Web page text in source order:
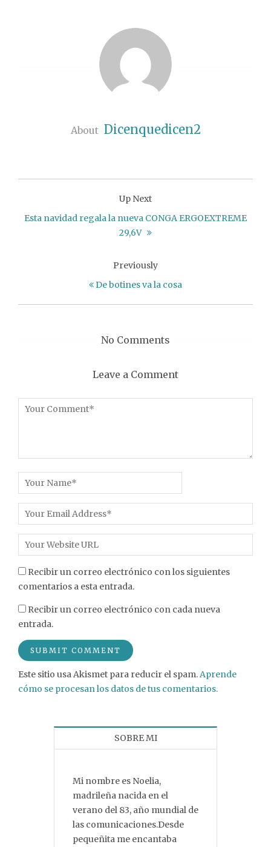
About Dicenquedicen2
Up Next
Esta navidad regala la nueva CONGA ERGOEXTREME
29,6V
Previously
De botines va la cosa
No Comments
Leave a Comment
Recibir un correo electrónico con los siguientes
comentarios a esta entrada.
Recibir un correo electrónico con cada nueva
entrada.
Este sitio usa Akismet para reducir el spam.Aprende
cómo se procesan los datos de tus comentarios.
SOBRE MI
Mi nombre es Noelia,
madrileña nacida en el
verano del 83, año mundial de
las comunicaciones.Desde
pequeñita me encantaba